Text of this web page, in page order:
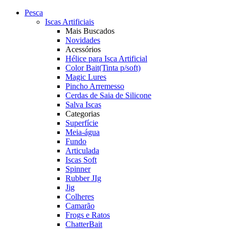
Pesca
Iscas Artificiais
Mais Buscados
Novidades
Acessórios
Hélice para Isca Artificial
Color Bait(Tinta p/soft)
Magic Lures
Pincho Arremesso
Cerdas de Saia de Silicone
Salva Iscas
Categorias
Superfície
Meia-água
Fundo
Articulada
Iscas Soft
Spinner
Rubber JIg
Jig
Colheres
Camarão
Frogs e Ratos
ChatterBait